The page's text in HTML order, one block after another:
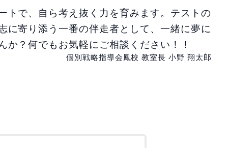
トで、自ら考え抜く力を育みます。テストの
に寄り添う一番の伴走者として、一緒に夢に
か？何でもお気軽にご相談ください！！
個別戦略指導会鳳校 教室長 小野 翔太郎